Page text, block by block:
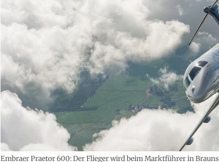
Embraer Praetor 600: Der Flieger wird beim Marktführer in